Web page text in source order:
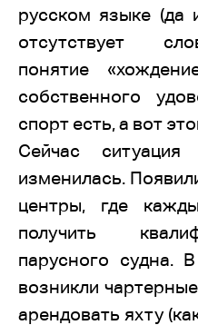
русском языке (да
отсутствует
понятие
собственного
спорт есть, а вот
Сейчас
изменилась.
центры, где
получить
парусного судна.
возникли
арендовать яхту